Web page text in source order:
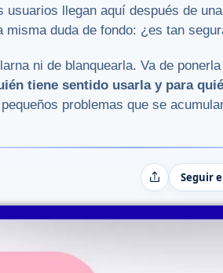
usuarios llegan aquí después de
duda de fondo: ¿es tan
ni de blanquearla. Va de
tiene sentido usarla y para
problemas que se
Compartir
Seguir